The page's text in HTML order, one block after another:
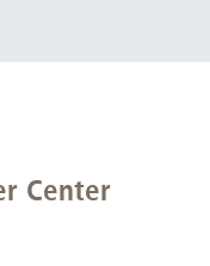
Center